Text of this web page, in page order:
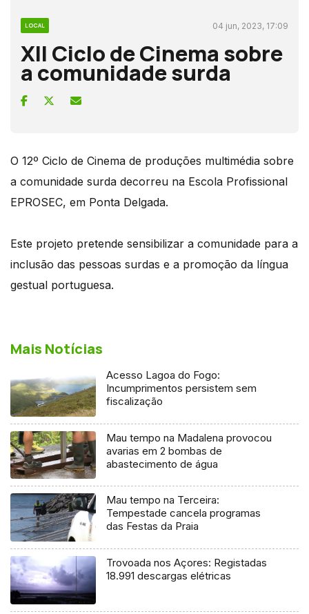
LOCAL 04 jun, 2023, 17:09
XII Ciclo de Cinema sobre
a comunidade surda
O 12º Ciclo de Cinema de produções multimédia sobre
a comunidade surda decorreu na Escola Profissional
EPROSEC, em Ponta Delgada.
Este projeto pretende sensibilizar a comunidade para a
inclusão das pessoas surdas e a promoção da língua
gestual portuguesa.
Mais Notícias
Acesso Lagoa do Fogo:
Incumprimentos persistem sem
fiscalização
Mau tempo na Madalena provocou
avarias em 2 bombas de
abastecimento de água
Mau tempo na Terceira:
Tempestade cancela programas
das Festas da Praia
Trovoada nos Açores: Registadas
18.991 descargas elétricas